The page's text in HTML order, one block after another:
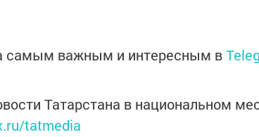
самым важным и интересным в
Татарстана в национальном
tatmedia